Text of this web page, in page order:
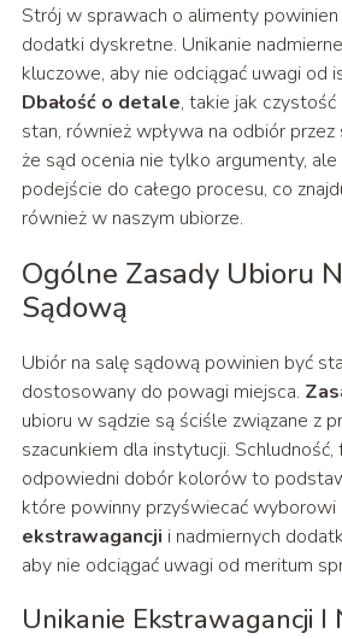
Strój w sprawach o alimenty
dodatki dyskretne. Unikanie
kluczowe, aby nie odciągać uwagi od
Dbałość o detale, takie jak
stan, również wpływa na odbiór
że sąd ocenia nie tylko argumenty,
podejście do całego procesu, co
również w naszym ubiorze.
Ogólne Zasady Ubioru
Sądową
Ubiór na salę sądową powinien być
dostosowany do powagi miejsca.
ubioru w sądzie są ściśle związane z
szacunkiem dla instytucji. Schludność,
odpowiedni dobór kolorów to
które powinny przyświecać wyborowi
ekstrawagancji i nadmiernych
aby nie odciągać uwagi od meritum
Unikanie Ekstrawagancji I